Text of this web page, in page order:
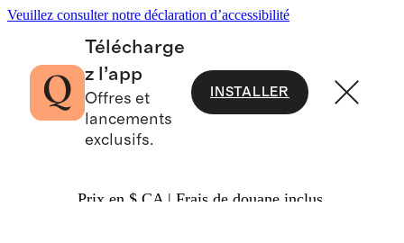
Veuillez consulter notre déclaration d’accessibilité
Télécharge
z l’app
Offres et
lancements
exclusifs.
INSTALLER
Prix en $ CA | Frais de douane inclus.